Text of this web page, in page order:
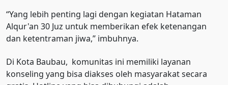
“Yang lebih penting lagi dengan kegiatan Hataman
Alqur'an 30 Juz untuk memberikan efek ketenangan
dan ketentraman jiwa,” imbuhnya.
Di Kota Baubau, komunitas ini memiliki layanan
konseling yang bisa diakses oleh masyarakat secara